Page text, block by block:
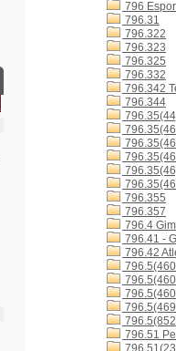
796
796.31
796.322
796.323
796.325
796.332
796.342
796.344
796.355
796.357
796.4
796.41 -
796.42
796.51